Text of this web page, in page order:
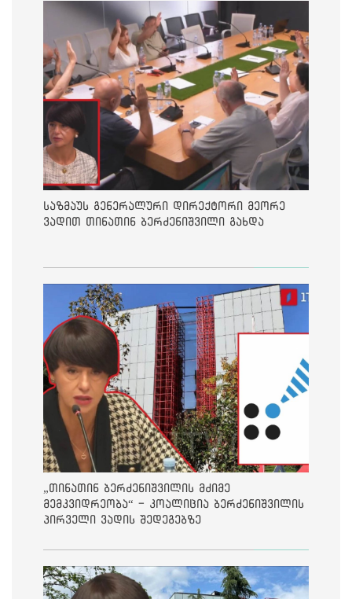
საზმაუს გენერალური დირექტორი მეორე
ვადით თინათინ ბერძენიშვილი გახდა
„თინათინ ბერძენიშვილის მძიმე
მემკვიდრეობა“ - კოალიცია ბერძენიშვილის
პირველი ვადის შედეგებზე